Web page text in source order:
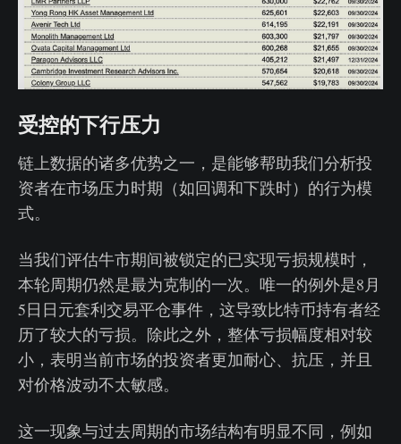
受控的下行压力
链上数据的诸多优势之一，是能够帮助我们分析投
资者在市场压力时期（如回调和下跌时）的行为模
式。
当我们评估牛市期间被锁定的已实现亏损规模时，
本轮周期仍然是最为克制的一次。唯一的例外是8月
5日日元套利交易平仓事件，这导致比特币持有者经
历了较大的亏损。除此之外，整体亏损幅度相对较
小，表明当前市场的投资者更加耐心、抗压，并且
对价格波动不太敏感。
这一现象与过去周期的市场结构有明显不同，例如